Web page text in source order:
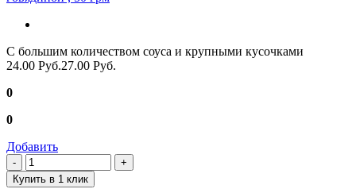
С большим количеством соуса и крупными кусочками
24.00 Руб.27.00 Руб.
0
0
Добавить
Купить в 1 клик